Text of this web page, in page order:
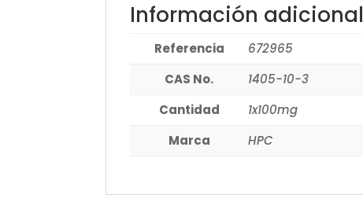
Información adicional
Referencia
672965
CAS No.
1405-10-3
Cantidad
1x100mg
Marca
HPC